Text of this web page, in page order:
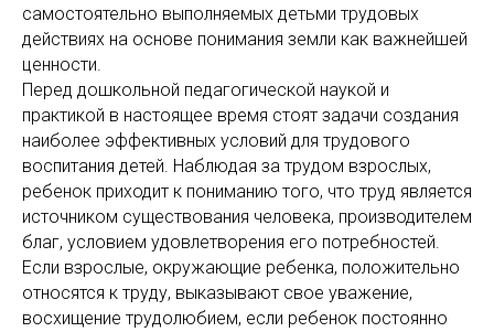
самостоятельно выполняемых детьми трудовых
действиях на основе понимания земли как важнейшей
ценности.
Перед дошкольной педагогической наукой и
практикой в настоящее время стоят задачи создания
наиболее эффективных условий для трудового
воспитания детей. Наблюдая за трудом взрослых,
ребенок приходит к пониманию того, что труд является
источником существования человека, производителем
благ, условием удовлетворения его потребностей.
Если взрослые, окружающие ребенка, положительно
относятся к труду, выказывают свое уважение,
восхищение трудолюбием, если ребенок постоянно